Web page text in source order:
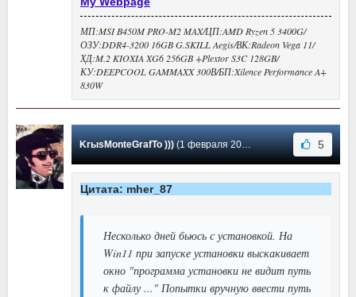
МП:MSI B450M PRO-M2 MAX/ЦП:AMD Ryzen 5 3400G/
ОЗУ:DDR4-3200 16GB G.SKILL Aegis/ВК:Radeon Vega 11/
ХД:M.2 KIOXIA XG6 256GB +Plextor S3C 128GB/
КУ:DEEPCOOL GAMMAXX 300В/БП:Xilence Performance A+
830W
KrыsMonteGrafTo )))(1 февраля 2024 14:26) Сообщение #1341 5
Цитата: mher_87
Несколько дней бьюсь с установкой. На
Win11 при запуске установки выскакивает
окно "программа установки не видит путь
к файлу ..." Попытки вручную ввести путь